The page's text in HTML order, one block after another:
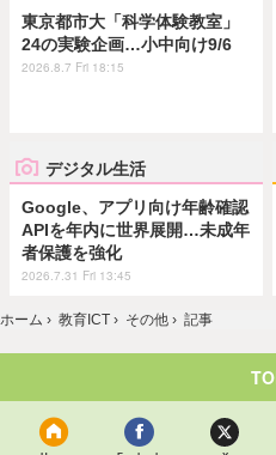
東京都市大「科学体験教室」
24の実験企画…小中向け9/6
2026.8.7 Fri 18:15
デジタル生活
Google、アプリ向け年齢確認
APIを年内に世界展開…未成年
者保護を強化
2026.7.31 Fri 13:45
ホーム › 教育ICT › その他 › 記事